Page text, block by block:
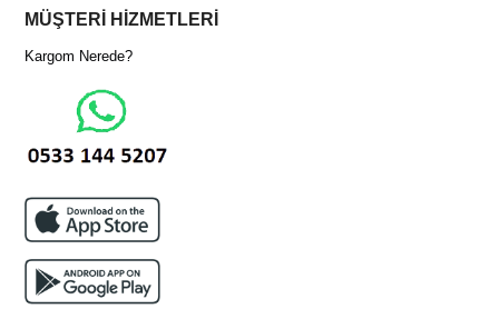
MÜŞTERİ HİZMETLERİ
Kargom Nerede?